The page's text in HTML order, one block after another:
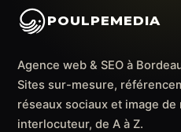
POULPEMEDIA
Agence web & SEO à
Sites sur-mesure,
réseaux sociaux et image
interlocuteur, de A à Z.